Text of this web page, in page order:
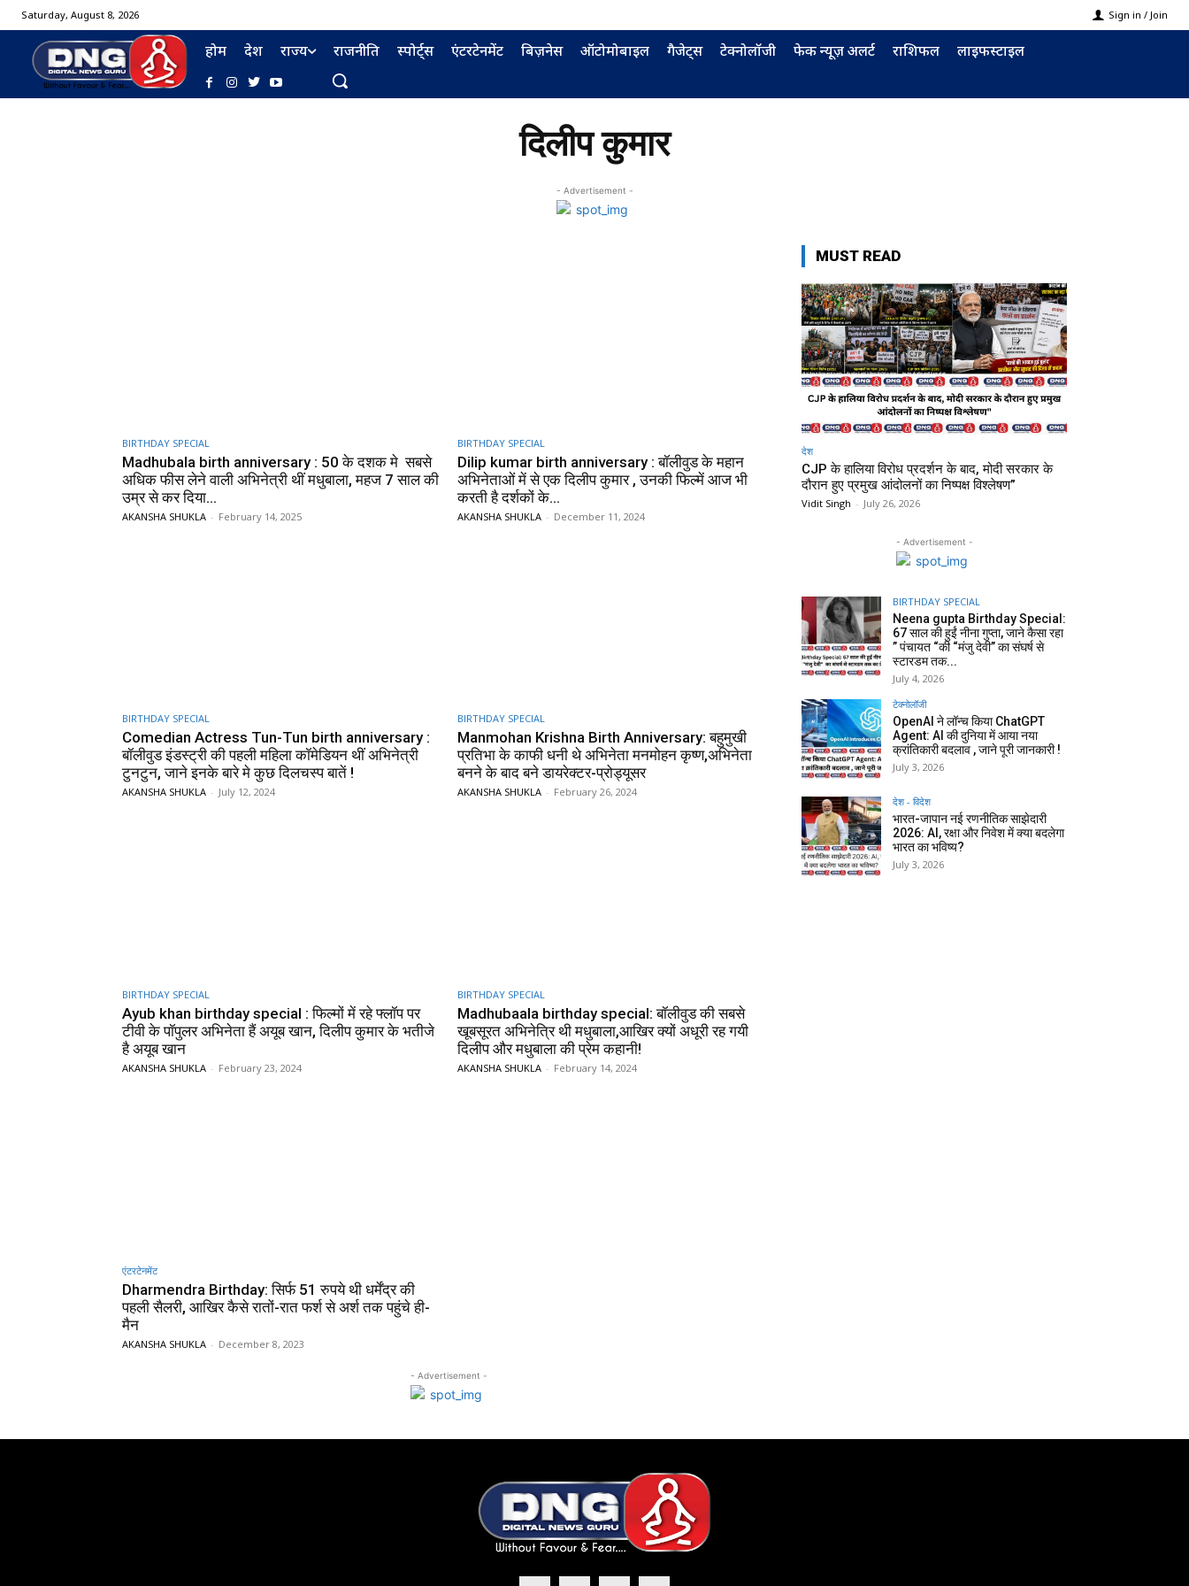
Saturday, August 8, 2026 Sign in / Join
होम देश राज्य राजनीति स्पोर्ट्स एंटरटेनमेंट बिज़नेस ऑटोमोबाइल गैजेट्स टेक्नोलॉजी फेक न्यूज़ अलर्ट राशिफल लाइफस्टाइल
दिलीप कुमार
- Advertisement -
BIRTHDAY SPECIAL
Madhubala birth anniversary : 50 के दशक मे सबसे
अधिक फीस लेने वाली अभिनेत्री थीं मधुबाला, महज 7 साल की
उम्र से कर दिया...
AKANSHA SHUKLA - February 14, 2025
BIRTHDAY SPECIAL
Dilip kumar birth anniversary : बॉलीवुड के महान
अभिनेताओं में से एक दिलीप कुमार , उनकी फिल्में आज भी
करती है दर्शकों के...
AKANSHA SHUKLA - December 11, 2024
BIRTHDAY SPECIAL
Comedian Actress Tun-Tun birth anniversary :
बॉलीवुड इंडस्ट्री की पहली महिला कॉमेडियन थीं अभिनेत्री
टुनटुन, जाने इनके बारे मे कुछ दिलचस्प बातें !
AKANSHA SHUKLA - July 12, 2024
BIRTHDAY SPECIAL
Manmohan Krishna Birth Anniversary: बहुमुखी
प्रतिभा के काफी धनी थे अभिनेता मनमोहन कृष्ण,अभिनेता
बनने के बाद बने डायरेक्टर-प्रोड्यूसर
AKANSHA SHUKLA - February 26, 2024
BIRTHDAY SPECIAL
Ayub khan birthday special : फिल्मों में रहे फ्लॉप पर
टीवी के पॉपुलर अभिनेता हैं अयूब खान, दिलीप कुमार के भतीजे
है अयूब खान
AKANSHA SHUKLA - February 23, 2024
BIRTHDAY SPECIAL
Madhubaala birthday special: बॉलीवुड की सबसे
खूबसूरत अभिनेत्रि थी मधुबाला,आखिर क्यों अधूरी रह गयी
दिलीप और मधुबाला की प्रेम कहानी!
AKANSHA SHUKLA - February 14, 2024
एंटरटेनमेंट
Dharmendra Birthday: सिर्फ 51 रुपये थी धर्मेंद्र की
पहली सैलरी, आखिर कैसे रातों-रात फर्श से अर्श तक पहुंचे ही-
मैन
AKANSHA SHUKLA - December 8, 2023
- Advertisement -
MUST READ
देश
CJP के हालिया विरोध प्रदर्शन के बाद, मोदी सरकार के
दौरान हुए प्रमुख आंदोलनों का निष्पक्ष विश्लेषण”
Vidit Singh - July 26, 2026
- Advertisement -
BIRTHDAY SPECIAL
Neena gupta Birthday Special:
67 साल की हुईं नीना गुप्ता, जाने कैसा रहा
” पंचायत “की “मंजु देवी” का संघर्ष से
स्टारडम तक...
July 4, 2026
टेक्नोलॉजी
OpenAI ने लॉन्च किया ChatGPT
Agent: AI की दुनिया में आया नया
क्रांतिकारी बदलाव , जाने पूरी जानकारी !
July 3, 2026
देश - विदेश
भारत-जापान नई रणनीतिक साझेदारी
2026: AI, रक्षा और निवेश में क्या बदलेगा
भारत का भविष्य?
July 3, 2026